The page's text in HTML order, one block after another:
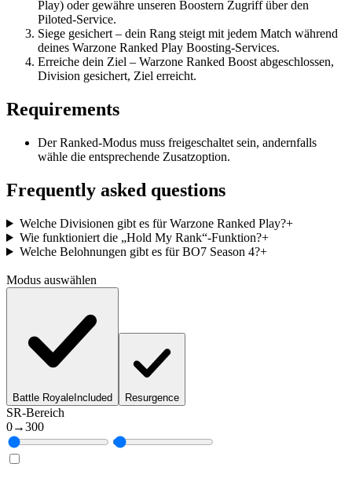
Play) oder gewähre unseren Boostern Zugriff über den
Piloted-Service.
Siege gesichert – dein Rang steigt mit jedem Match während
deines Warzone Ranked Play Boosting-Services.
Erreiche dein Ziel – Warzone Ranked Boost abgeschlossen,
Division gesichert, Ziel erreicht.
Requirements
Der Ranked-Modus muss freigeschaltet sein, andernfalls
wähle die entsprechende Zusatzoption.
Frequently asked questions
Welche Divisionen gibt es für Warzone Ranked Play?+
Wie funktioniert die „Hold My Rank“-Funktion?+
Welche Belohnungen gibt es für BO7 Season 4?+
Modus auswählen
Battle Royale Included Resurgence
SR-Bereich
0→300